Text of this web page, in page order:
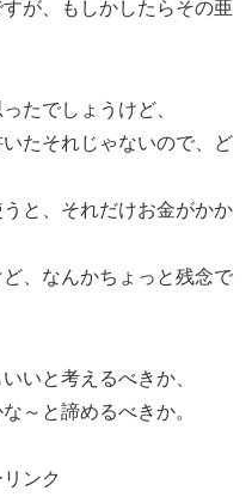
が、もしかしたらその亜
たでしょうけど、
たそれじゃないので、ど
と、それだけお金がかか
、なんかちょっと残念で
いと考えるべきか、
～と諦めるべきか。
ンク